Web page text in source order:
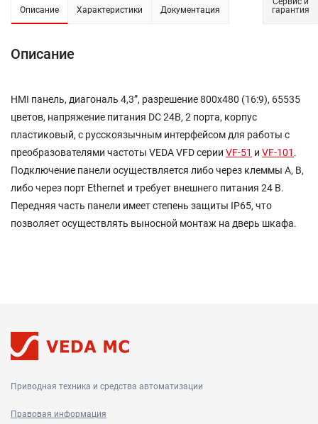
Описание Характеристики Документация
Описание
HMI панель, диагональ 4,3”, разрешение 800х480 (16:9), 65535
цветов, напряжение питания DC 24В, 2 порта, корпус
пластиковый, с русскоязычным интерфейсом для работы с
преобразователями частоты VEDA VFD серии VF-51 и VF-101 .
Подключение панели осуществляется либо через клеммы А, В,
либо через порт Ethernet и требует внешнего питания 24 В.
Передняя часть панели имеет степень защиты IP65, что
позволяет осуществлять выносной монтаж на дверь шкафа.
Приводная техника и средства автоматизации
Правовая информация
гарантия